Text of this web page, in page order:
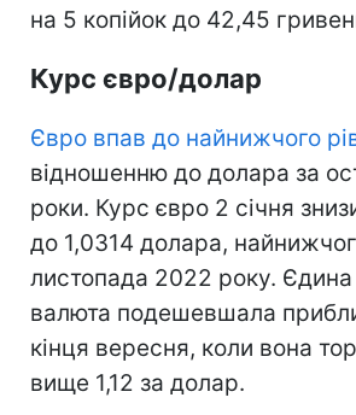
на 5 копійок до 42,45
Курс євро/долар
Євро впав до найнижчого
відношенню до долара за
роки. Курс євро 2 січня
до 1,0314 долара,
листопада 2022 року.
валюта подешевшала
кінця вересня, коли вона
вище 1,12 за долар.